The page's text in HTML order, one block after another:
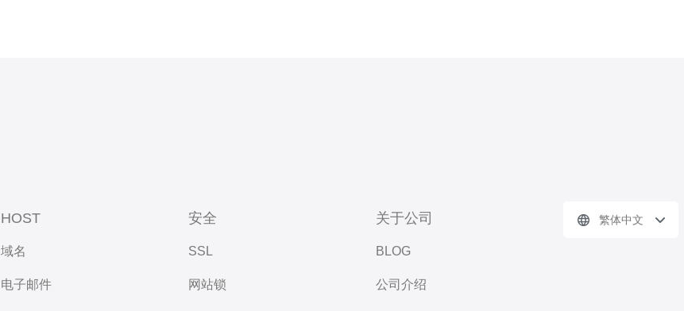
HOST
域名
电子邮件
安全
SSL
网站锁
关于公司
BLOG
公司介绍
繁体中文